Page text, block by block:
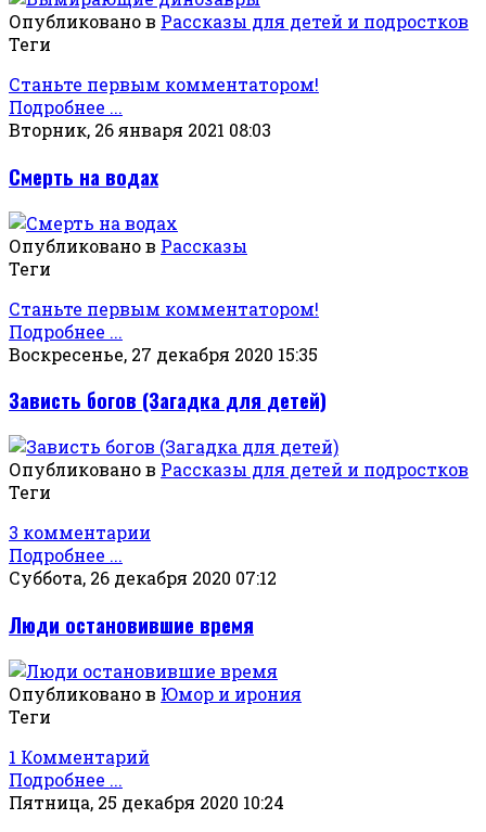
Опубликовано в Рассказы для детей и подростков
Теги
Станьте первым комментатором!
Подробнее ...
Вторник, 26 января 2021 08:03
Смерть на водах
Опубликовано в Рассказы
Теги
Станьте первым комментатором!
Подробнее ...
Воскресенье, 27 декабря 2020 15:35
Зависть богов (Загадка для детей)
Опубликовано в Рассказы для детей и подростков
Теги
3 комментарии
Подробнее ...
Суббота, 26 декабря 2020 07:12
Люди остановившие время
Опубликовано в Юмор и ирония
Теги
1 Комментарий
Подробнее ...
Пятница, 25 декабря 2020 10:24